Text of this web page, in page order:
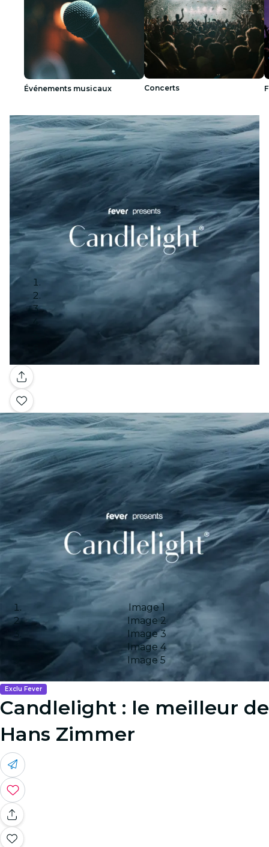
Événements musicaux Concerts
Galerie
Image 1
Image 2
Image 3
Image 4
Image 5
Exclu Fever
Candlelight : le meilleur de
Hans Zimmer